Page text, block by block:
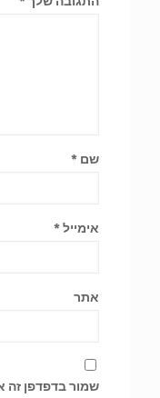
שם *
אימייל*
אתר
שמור בדפדפן זה